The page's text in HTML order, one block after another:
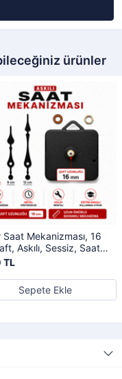
ürünler
Saat Mekanizması, 16
Askılı, Sessiz, Saat
Metal Akrep, Yelkovan,
TL
Sepete Ekle